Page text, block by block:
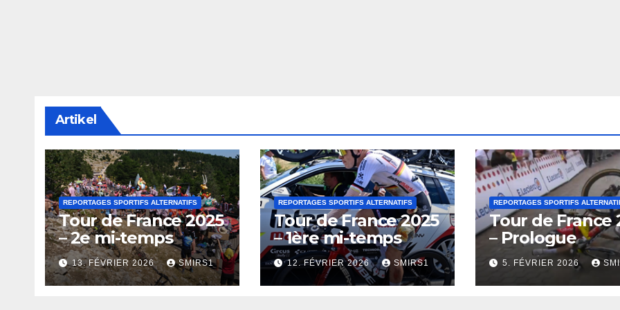
Artikel
REPORTAGES SPORTIFS ALTERNATIFS
Tour de France 2025
– 2e mi-temps
13. FÉVRIER 2026 SMIRS1
REPORTAGES SPORTIFS ALTERNATIFS
Tour de France 2025
– 1ère mi-temps
12. FÉVRIER 2026 SMIRS1
REPORTAGES SPORTIFS
Tour de France
– Prologue
5. FÉVRIER 2026